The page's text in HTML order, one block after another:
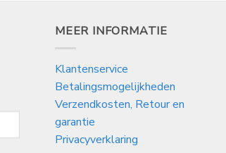
MEER INFORMATIE
Klantenservice
Betalingsmogelijkheden
Verzendkosten, Retour en
garantie
Privacyverklaring